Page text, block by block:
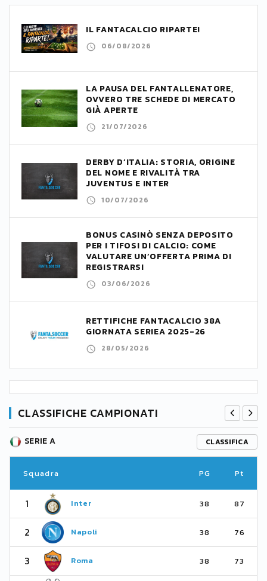
IL FANTACALCIO RIPARTE!
06/08/2026
LA PAUSA DEL FANTALLENATORE,
OVVERO TRE SCHEDE DI MERCATO
GIÀ APERTE
21/07/2026
DERBY D’ITALIA: STORIA, ORIGINE
DEL NOME E RIVALITÀ TRA
JUVENTUS E INTER
10/07/2026
BONUS CASINÒ SENZA DEPOSITO
PER I TIFOSI DI CALCIO: COME
VALUTARE UN’OFFERTA PRIMA DI
REGISTRARSI
03/06/2026
RETTIFICHE FANTACALCIO 38A
GIORNATA SERIEA 2025-26
28/05/2026
CLASSIFICHE CAMPIONATI
SERIE A CLASSIFICA
Squadra PG Pt
1 Inter 38 87
2 Napoli 38 76
3 Roma 38 73